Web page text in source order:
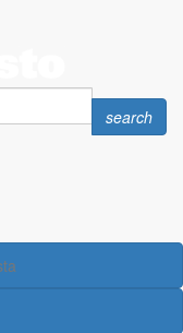
Search
search